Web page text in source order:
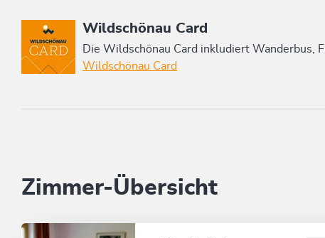
Diese Unterkunft ist Mitglied von
Wildschönau Card
Die Wildschönau Card inkludiert Wanderbus,
Wildschönau Card
Zimmer-Übersicht